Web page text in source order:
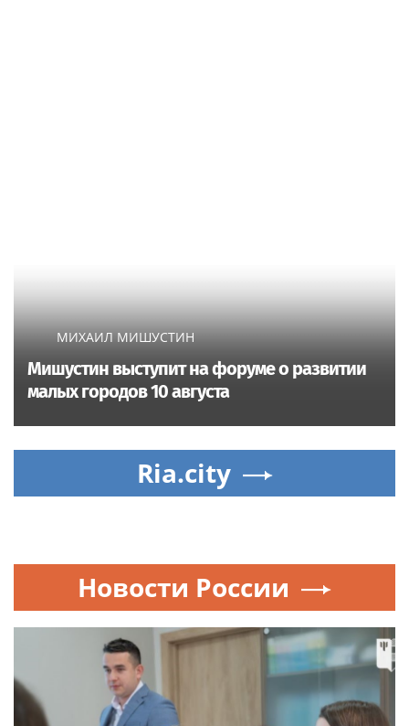
МИХАИЛ МИШУСТИН
Мишустин выступит на форуме о развитии
малых городов 10 августа
Ria.city
Новости России